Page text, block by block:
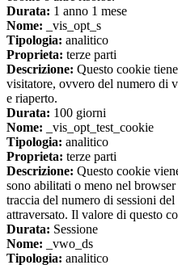
Durata: 1 anno 1 mese
Nome: _vis_opt_s
Tipologia: analitico
Proprieta: terze parti
Descrizione: Questo cookie
visitatore, ovvero del numero di
e riaperto.
Durata: 100 giorni
Nome: _vis_opt_test_cookie
Tipologia: analitico
Proprieta: terze parti
Descrizione: Questo cookie
sono abilitati o meno nel
traccia del numero di sessioni
attraversato. Il valore di questo
Durata: Sessione
Nome: _vwo_ds
Tipologia: analitico